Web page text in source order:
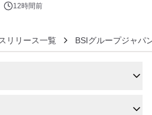
得な素泊まり連泊プランで
12時間前
リリース一覧 BSIグループジャパ